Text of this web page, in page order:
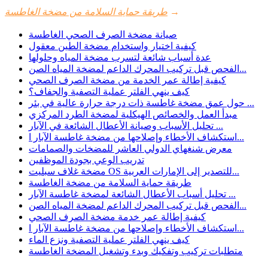
طريقة حماية السلامة من مضخة الغاطسة →
صيانة مضخة الصرف الصحي الغاطسة
كيفية اختيار واستخدام مضخة الطين معقول
عدة أسباب شائعة لتسرب مضخة المياه وحلولها
الفحص قبل تركيب المحرك الداعم لمضخة المياه الصن...
كيفية إطالة عمر الخدمة من مضخة الصرف الصحي
كيف ينهي الفلتر عملية التصفية والجفاف؟
حول عمق مضخة غاطسة ذات درجة حرارة عالية في بئر ...
مبدأ العمل والخصائص الهيكلية لمضخة الطرد المركزي
تحليل الأسباب وصيانة الأعطال الشائعة في الآبار ...
استكشاف الأخطاء وإصلاحها من مضخة غاطسة الآبار ا...
معرض شنغهاي الدولي العاشر للمضخات والصمامات
تدريب الوعي بجودة الموظفين
مضخة غلاف سبليت OS للتصدير إلى الإمارات العربية...
طريقة حماية السلامة من مضخة الغاطسة
تحليل أسباب الأعطال الشائعة لمضخة غاطسة الآبار ...
الفحص قبل تركيب المحرك الداعم لمضخة المياه الصن...
كيفية إطالة عمر خدمة مضخة الصرف الصحي
استكشاف الأخطاء وإصلاحها من مضخة غاطسة الآبار ا...
كيف ينهي الفلتر عملية التصفية ونزع الماء
متطلبات تركيب وتفكيك وبدء وتشغيل المضخة الغاطسة